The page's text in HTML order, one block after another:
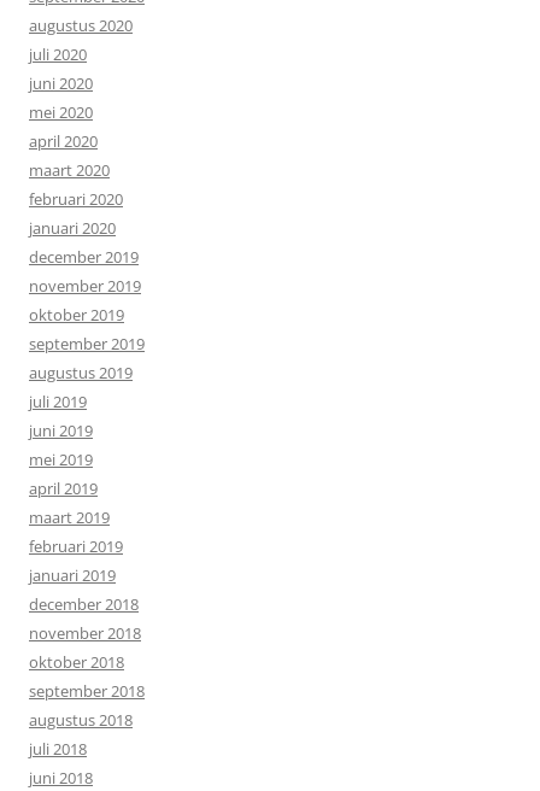
augustus 2020
juli 2020
juni 2020
mei 2020
april 2020
maart 2020
februari 2020
januari 2020
december 2019
november 2019
oktober 2019
september 2019
augustus 2019
juli 2019
juni 2019
mei 2019
april 2019
maart 2019
februari 2019
januari 2019
december 2018
november 2018
oktober 2018
september 2018
augustus 2018
juli 2018
juni 2018